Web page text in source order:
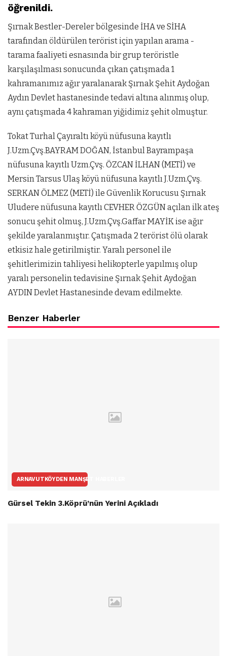
öğrenildi.
Şırnak Bestler-Dereler bölgesinde İHA ve SİHA
tarafından öldürülen terörist için yapılan arama -
tarama faaliyeti esnasında bir grup teröristle
karşılaşılması sonucunda çıkan çatışmada 1
kahramanımız ağır yaralanarak Şırnak Şehit Aydoğan
Aydın Devlet hastanesinde tedavi altına alınmış olup,
aynı çatışmada 4 kahraman yiğidimiz şehit olmuştur.
Tokat Turhal Çayıraltı köyü nüfusuna kayıtlı
J.Uzm.Çvş.BAYRAM DOĞAN, İstanbul Bayrampaşa
nüfusuna kayıtlı Uzm.Çvş. ÖZCAN İLHAN (METİ) ve
Mersin Tarsus Ulaş köyü nüfusuna kayıtlı J.Uzm.Çvş.
SERKAN ÖLMEZ (METİ) ile Güvenlik Korucusu Şırnak
Uludere nüfusuna kayıtlı CEVHER ÖZGÜN açılan ilk ateş
sonucu şehit olmuş, J.Uzm.Çvş.Gaffar MAYİK ise ağır
şekilde yaralanmıştır. Çatışmada 2 terörist ölü olarak
etkisiz hale getirilmiştir. Yaralı personel ile
şehitlerimizin tahliyesi helikopterle yapılmış olup
yaralı personelin tedavisine Şırnak Şehit Aydoğan
AYDIN Devlet Hastanesinde devam edilmekte.
Benzer Haberler
ARNAVUTKÖYDEN MANŞET HABERLER
Gürsel Tekin 3.Köprü’nün Yerini Açıkladı